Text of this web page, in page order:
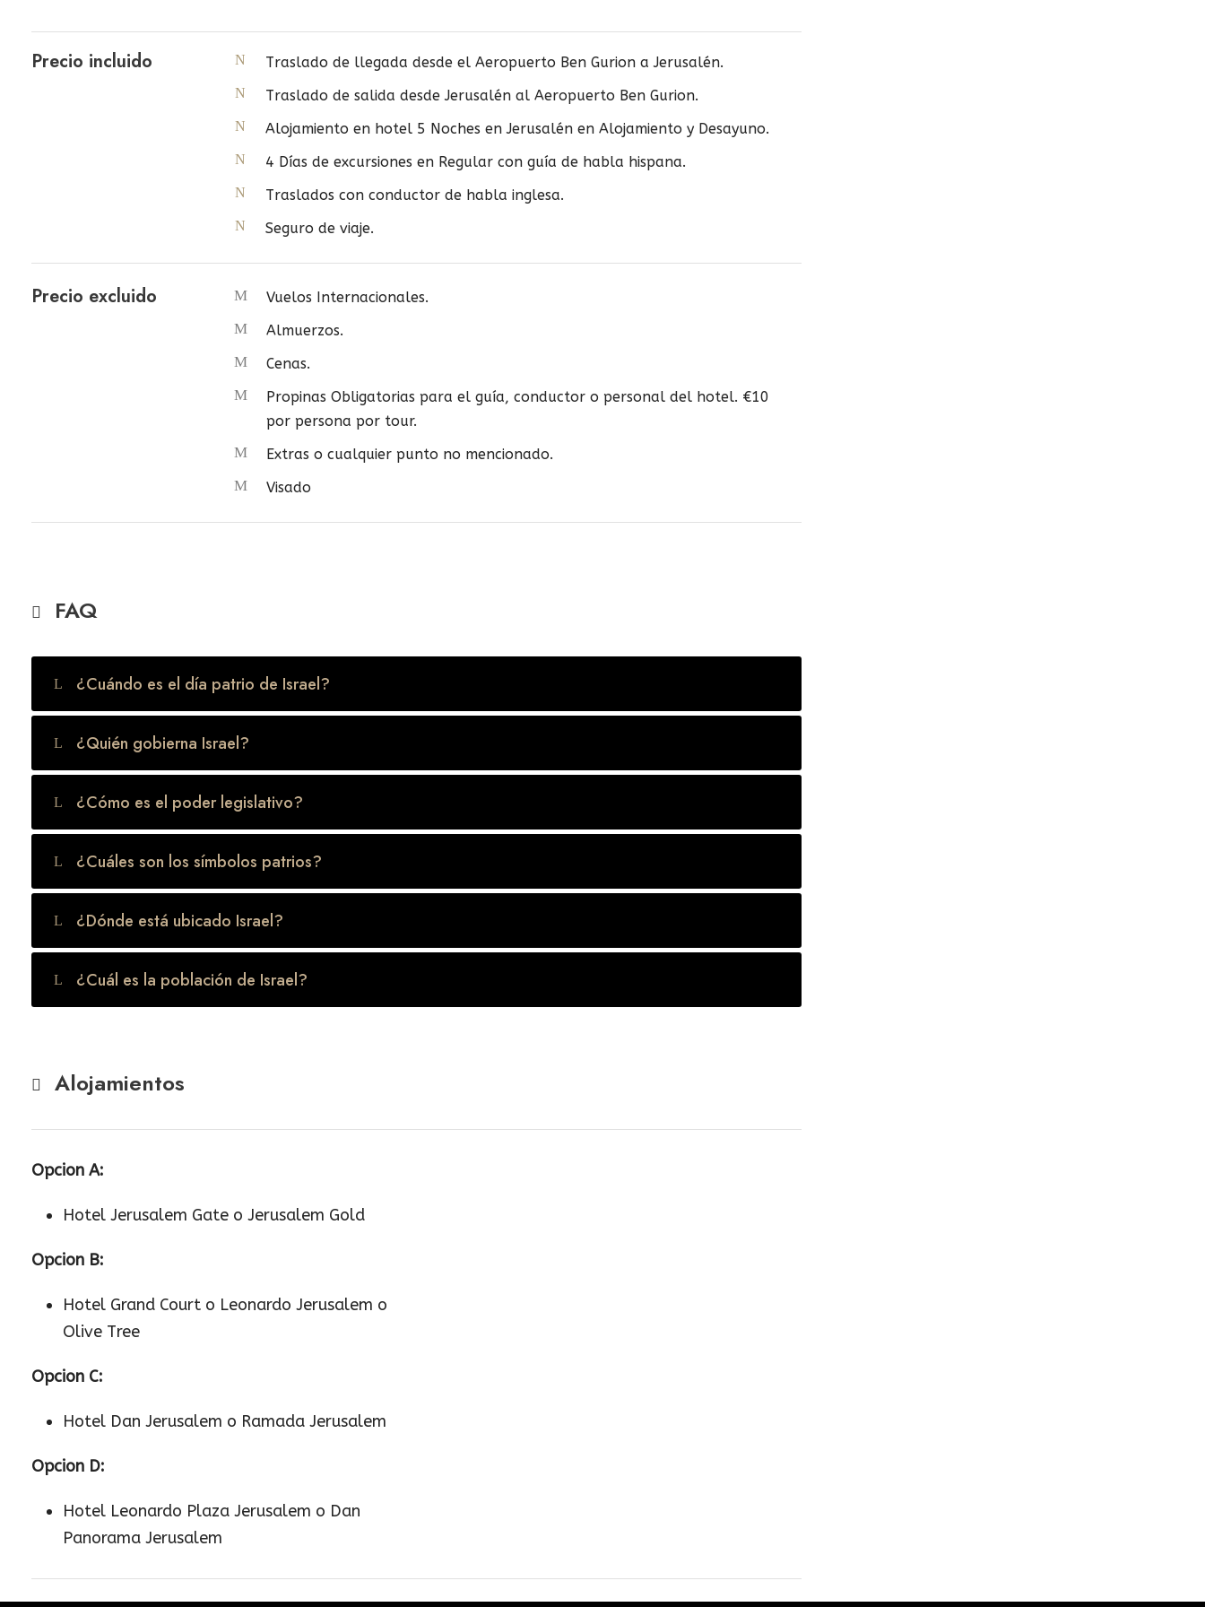
Precio incluido
Traslado de llegada desde el Aeropuerto Ben Gurion a Jerusalén.
Traslado de salida desde Jerusalén al Aeropuerto Ben Gurion.
Alojamiento en hotel 5 Noches en Jerusalén en Alojamiento y Desayuno.
4 Días de excursiones en Regular con guía de habla hispana.
Traslados con conductor de habla inglesa.
Seguro de viaje.
Precio excluido
Vuelos Internacionales.
Almuerzos.
Cenas.
Propinas Obligatorias para el guía, conductor o personal del hotel. €10
por persona por tour.
Extras o cualquier punto no mencionado.
Visado
FAQ
¿Cuándo es el día patrio de Israel?
¿Quién gobierna Israel?
¿Cómo es el poder legislativo?
¿Cuáles son los símbolos patrios?
¿Dónde está ubicado Israel?
¿Cuál es la población de Israel?
Alojamientos
Opcion A:
Hotel Jerusalem Gate o Jerusalem Gold
Opcion B:
Hotel Grand Court o Leonardo Jerusalem o
Olive Tree
Opcion C:
Hotel Dan Jerusalem o Ramada Jerusalem
Opcion D:
Hotel Leonardo Plaza Jerusalem o Dan
Panorama Jerusalem